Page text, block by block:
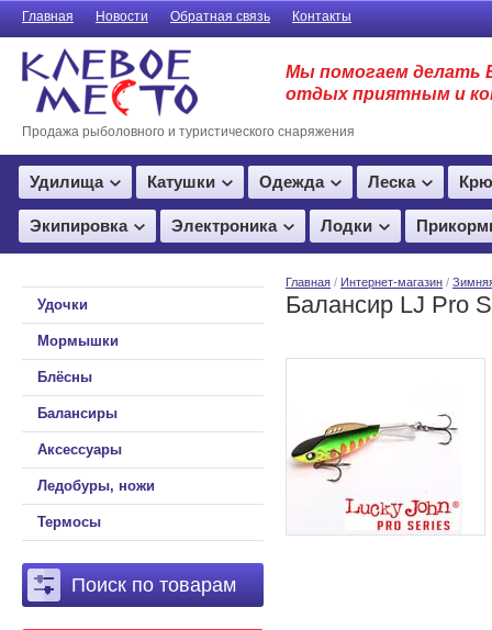
Главная Новости Обратная связь Контакты
Продажа рыболовного и туристического снаряжения
Мы помогаем делать
отдых приятным и
Удилища Катушки Одежда Леска
Экипировка Электроника Лодки
Удочки
Мормышки
Блёсны
Балансиры
Аксессуары
Ледобуры, ножи
Термосы
Поиск по товарам
Главная / Интернет-магазин /
Балансир LJ Pro